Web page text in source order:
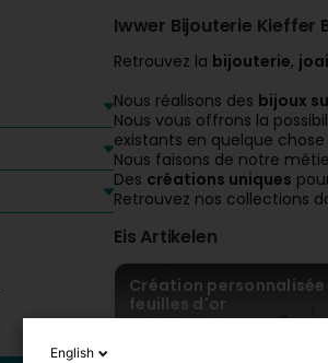
Iwwer Bijouterie Kieffer
Retrouvez la bijouterie,
Nous réalisons des bijoux
Nous vous offrons la
existants en quelque chose
Nous faisons de notre
Des créations uniques
Retrouvez nos collections
Eis Artikelen
Création personnalisée
feuilles d'or
English